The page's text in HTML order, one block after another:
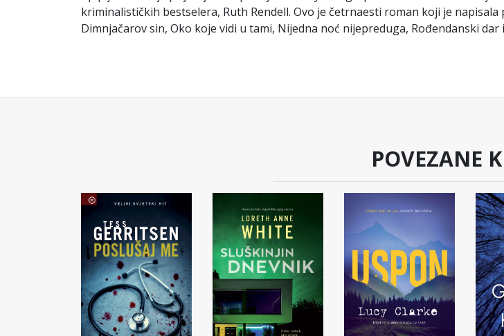
kriminalističkih bestselera, Ruth Rendell. Ovo je četrnaesti roman koji je
Dimnjačarov sin, Oko koje vidi u tami, Nijedna noć nijepreduga, Rođendanski
POVEZANE